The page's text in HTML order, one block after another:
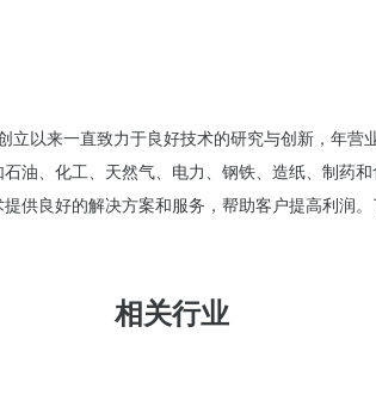
立以来一直致力于良好技术的研究与创新，年
油、化工、天然气、电力、钢铁、造纸、制药
供良好的解决方案和服务，帮助客户提高利润。
相关行业